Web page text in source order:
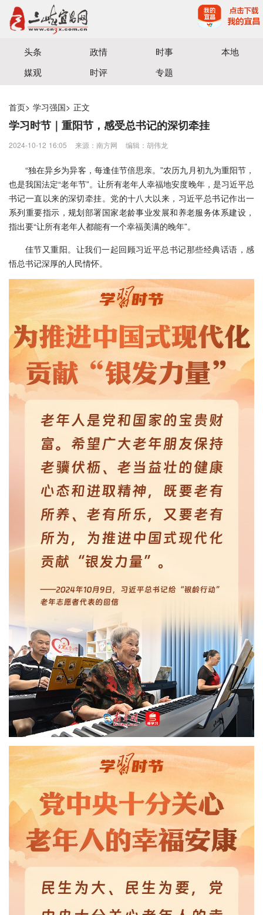
宜昌三峡融媒体中心主办
头条 政情 时事
本地
媒观
时评 专题
首页> 学习强国> 正文
学习时节｜重阳节，感受总书记的深切牵挂
2024-10-12 16:05 来源：南方网 编辑：胡伟龙
“独在异乡为异客，每逢佳节倍思亲。”农历九月初九为重阳节，
也是我国法定“老年节”。让所有老年人幸福地安度晚年，是习近平总
书记一直以来的深切牵挂。党的十八大以来，习近平总书记作出一
系列重要指示，规划部署国家老龄事业发展和养老服务体系建设，
指出要“让所有老年人都能有一个幸福美满的晚年”。
佳节又重阳。让我们一起回顾习近平总书记那些经典话语，感
悟总书记深厚的人民情怀。